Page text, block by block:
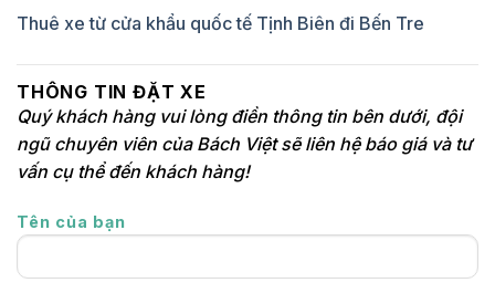
Thuê xe từ cửa khẩu quốc tế Tịnh Biên đi Bến Tre
THÔNG TIN ĐẶT XE
Quý khách hàng vui lòng điền thông tin bên dưới, đội
ngũ chuyên viên của Bách Việt sẽ liên hệ báo giá và tư
vấn cụ thể đến khách hàng!
Tên của bạn